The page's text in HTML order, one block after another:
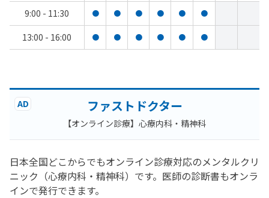
9:00 - 11:30
● ● ● ● ● ●
13:00 - 16:00 ● ● ● ● ● ●
AD ファストドクター
【オンライン診療】心療内科・精神科
日本全国どこからでもオンライン診療対応のメンタルクリ
ニック（心療内科・精神科）です。医師の診断書もオンラ
インで発行できます。